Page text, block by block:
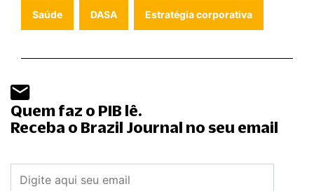
Saúde DASA Estratégia corporativa
Quem faz o PIB lê.
Receba o Brazil Journal no seu email